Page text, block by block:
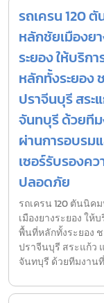
รถเครน 120
หลักชัยเมืองย
ระยอง ให้บริก
หลักทั้งระยอง
ปราจีนบุรี สระ
จันทบุรี ด้วยที
ผ่านการอบรม
เซอร์รับรองคว
ปลอดภัย
รถเครน 120 ตันนิค
เมืองยางระยอง ให้
พื้นที่หลักทั้งระยอง
ปราจีนบุรี สระแก้ว
จันทบุรี ด้วยทีมงานที่